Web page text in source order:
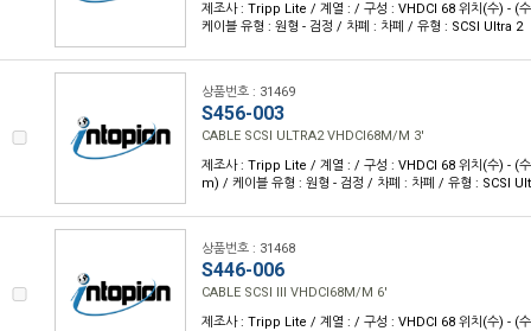
제조사 : Tripp Lite / 계열 : / 구성 : VHDCI 68 위치(수) - (
케이블 유형 : 원형 - 검정 / 차폐 : 차폐 / 유형 : SCSI Ultra 2
상품번호 : 31469
S456-003
CABLE SCSI ULTRA2 VHDCI68M/M 3'
제조사 : Tripp Lite / 계열 : / 구성 : VHDCI 68 위치(수) - (
m) / 케이블 유형 : 원형 - 검정 / 차폐 : 차폐 / 유형 : SCSI
상품번호 : 31468
S446-006
CABLE SCSI III VHDCI68M/M 6'
제조사 : Tripp Lite / 계열 : / 구성 : VHDCI 68 위치(수) - (